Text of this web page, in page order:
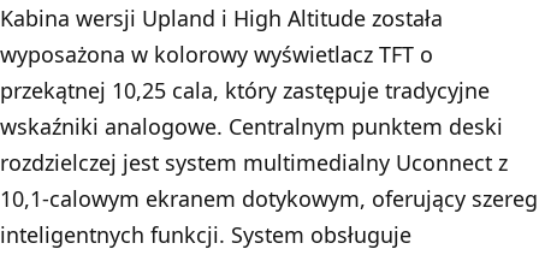
Kabina wersji Upland i High Altitude została
wyposażona w kolorowy wyświetlacz TFT o
przekątnej 10,25 cala, który zastępuje tradycyjne
wskaźniki analogowe. Centralnym punktem deski
rozdzielczej jest system multimedialny Uconnect z
10,1-calowym ekranem dotykowym, oferujący szereg
inteligentnych funkcji. System obsługuje